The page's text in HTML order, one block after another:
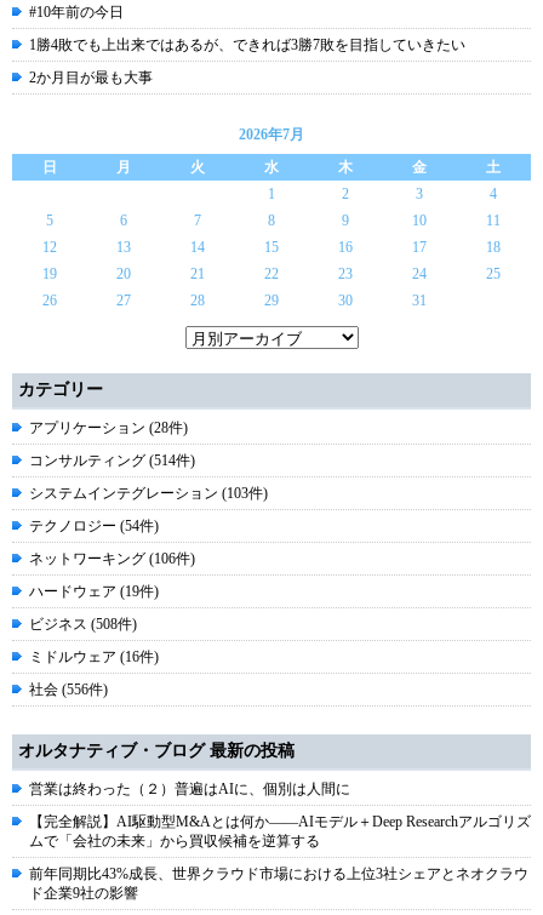
#10年前の今日
1勝4敗でも上出来ではあるが、できれば3勝7敗を目指していきたい
2か月目が最も大事
2026年7月
日
月 火 水 木 金
土
1
2 3
4
5
6 7 8 9 10
11
12
13 14 15 16 17
18
19
20 21 22 23 24
25
26
27 28 29 30 31
カテゴリー
アプリケーション (28件)
コンサルティング (514件)
システムインテグレーション (103件)
テクノロジー (54件)
ネットワーキング (106件)
ハードウェア (19件)
ビジネス (508件)
ミドルウェア (16件)
社会 (556件)
オルタナティブ・ブログ 最新の投稿
営業は終わった（２）普遍はAIに、個別は人間に
【完全解説】AI駆動型M&Aとは何か――AIモデル＋Deep Researchアルゴリズ
ムで「会社の未来」から買収候補を逆算する
前年同期比43%成長、世界クラウド市場における上位3社シェアとネオクラウ
ド企業9社の影響